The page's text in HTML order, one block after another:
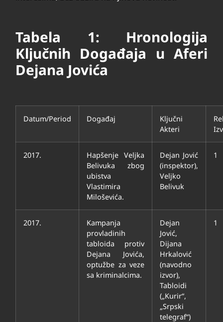
Tabela 1: Hronologija
Ključnih Događaja u Aferi
Dejana Jovića
Datum/Period Događaj
Ključni
Akteri
2017.
Hapšenje Veljka
Belivuka zbog
ubistva
Vlastimira
Miloševića.
Dejan Jović
(inspektor),
Veljko
Belivuk
1
2017.
Kampanja
provladinih
tabloida protiv
Dejana Jovića,
optužbe za veze
sa kriminalcima.
Dejan
Jović,
Dijana
Hrkalović
(navodno
izvor),
Tabloidi
(„Kurir“,
„Srpski
telegraf“)
1